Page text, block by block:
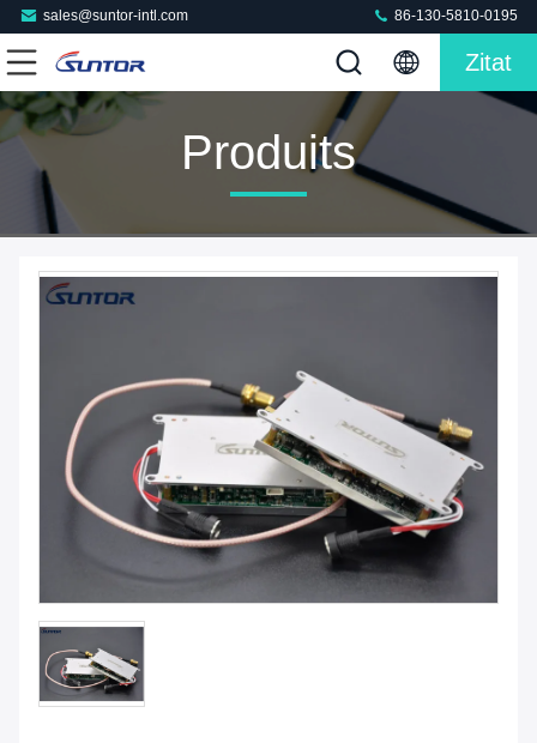
sales@suntor-intl.com 86-130-5810-0195
Zitat
Produits